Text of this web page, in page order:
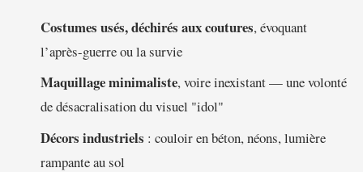
Costumes usés, déchirés aux coutures, évoquant
l’après-guerre ou la survie
Maquillage minimaliste, voire inexistant — une volonté
de désacralisation du visuel "idol"
Décors industriels : couloir en béton, néons, lumière
rampante au sol